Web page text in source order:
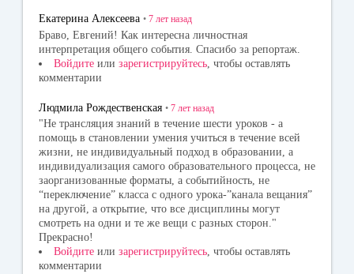
ki
Екатерина Алексеева • 7 лет назад
Браво, Евгений! Как интересна личностная
интерпретация общего события. Спасибо за репортаж.
Войдите или зарегистрируйтесь , чтобы оставлять
комментарии
Людмила Рождественская • 7 лет назад
"Не трансляция знаний в течение шести уроков - а
помощь в становлении умения учиться в течение всей
жизни, не индивидуальный подход в образовании, а
индивидуализация самого образовательного процесса, не
заорганизованные форматы, а событийность, не
“переключение” класса с одного урока-”канала вещания”
на другой, а открытие, что все дисциплины могут
смотреть на одни и те же вещи с разных сторон."
Прекрасно!
Войдите или зарегистрируйтесь, чтобы оставлять
комментарии